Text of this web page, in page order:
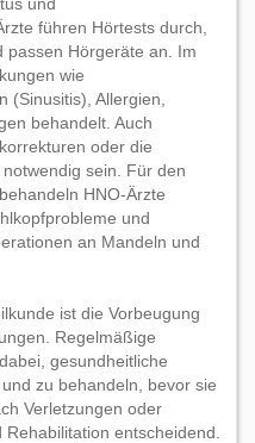
führen Hörtests durch,
passen Hörgeräte an. Im
wie
(Sinusitis), Allergien,
behandelt. Auch
oder die
sein. Für den
HNO-Ärzte
und
an Mandeln und
ist die Vorbeugung
Regelmäßige
gesundheitliche
zu behandeln, bevor sie
Verletzungen oder
entscheidend.